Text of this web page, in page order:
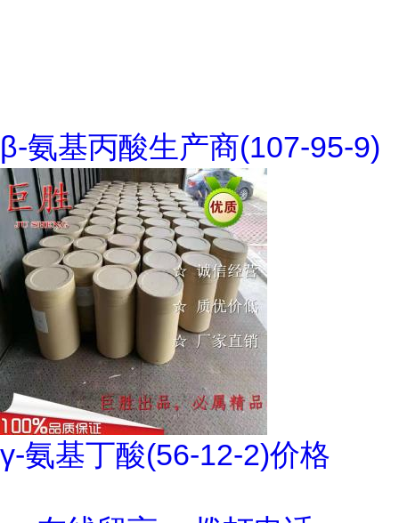
β-氨基丙酸生产商(107-95-9)
γ-氨基丁酸(56-12-2)价格